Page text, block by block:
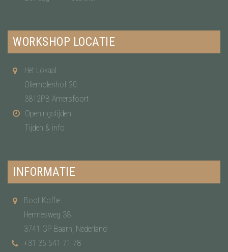
WORKSHOP LOCATIE
Het Lokaal
Oliemolenhof 20
3812PB Amersfoort
Openingstijden
Tijden & info
INFORMATIE
Boot Koffie
Hermesweg 38
3741 GP Baarn, Nederland
+31 35 541 71 78